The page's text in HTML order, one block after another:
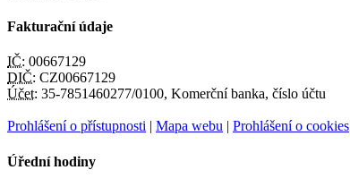
Fakturační údaje
IČ: 00667129
DIČ: CZ00667129
Účet: 35-7851460277/0100, Komerční banka, číslo účtu
Prohlášení o přístupnosti | Mapa webu | Prohlášení o cookies
Úřední hodiny